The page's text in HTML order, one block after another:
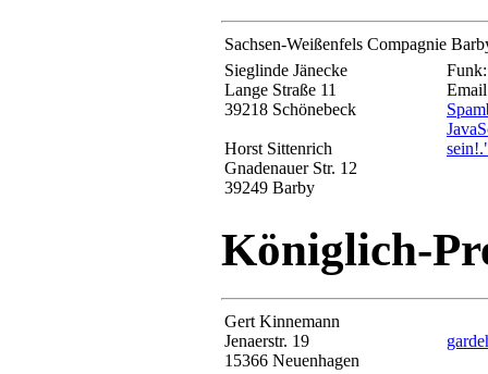
Sachsen-Weißenfels Compagnie
Sieglinde Jänecke
Lange Straße 11
39218 Schönebeck
Horst Sittenrich
Gnadenauer Str. 12
39249 Barby
sein!
Königlich-
Gert Kinnemann
Jenaerstr. 19
15366 Neuenhagen